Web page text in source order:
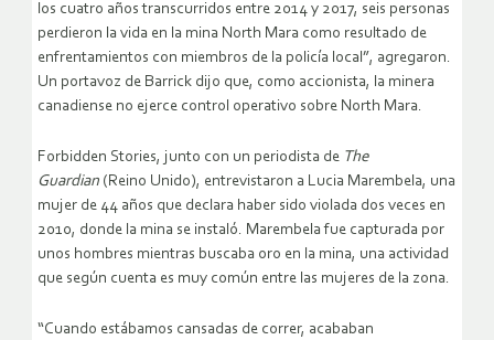
los cuatro años transcurridos entre 2014 y 2017, seis personas
perdieron la vida en la mina North Mara como resultado de
enfrentamientos con miembros de la policía local”, agregaron.
Un portavoz de Barrick dijo que, como accionista, la minera
canadiense no ejerce control operativo sobre North Mara.
Forbidden Stories, junto con un periodista de The
Guardian (Reino Unido), entrevistaron a Lucia Marembela, una
mujer de 44 años que declara haber sido violada dos veces en
2010, donde la mina se instaló. Marembela fue capturada por
unos hombres mientras buscaba oro en la mina, una actividad
que según cuenta es muy común entre las mujeres de la zona.
“Cuando estábamos cansadas de correr, acababan